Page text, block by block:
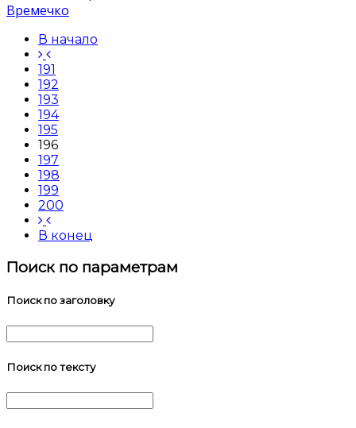
Времечко
В начало
191
192
193
194
195
196
197
198
199
200
В конец
Поиск по параметрам
Поиск по заголовку
Поиск по тексту